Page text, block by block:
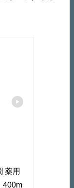
薬用
400m